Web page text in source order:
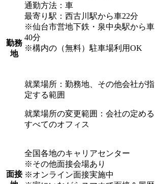
勤務
地
通勤方法：車
最寄り駅：西古川駅から車22分
※仙台市営地下鉄・泉中央駅から車
40分
※構内の（無料）駐車場利用OK
就業場所：勤務地、その他会社が指
定する範囲
就業場所の変更範囲：会社の定める
すべてのオフィス
面接
全国各地のキャリアセンター
※その他面接会場あり
※オンライン面接実施中